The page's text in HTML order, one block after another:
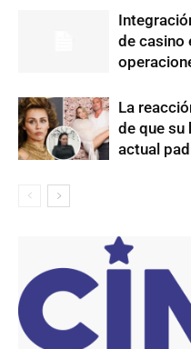
de casino
La
de que su
actual